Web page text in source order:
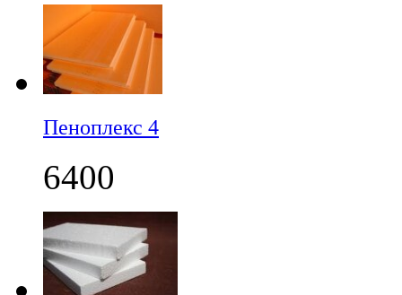
Пеноплекс 4
6400